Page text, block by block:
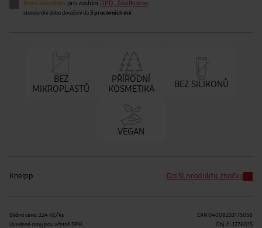
Není skladem pro zaslání DPD, Zásilkovna
standardní doba doručení do 3 pracovních dní
BEZ
MIKROPLASTŮ
PŘÍRODNÍ
KOSMETIKA
BEZ SILIKONŮ
VEGAN
Kneipp Další produkty značky
Běžná cena: 224 Kč/ks
Uvedené ceny jsou včetně DPH
EAN 04008233175058
Obj. č.: 1276015